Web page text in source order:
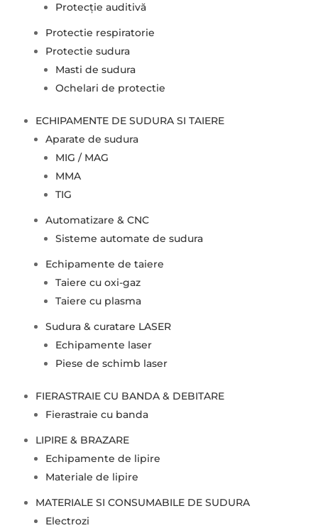
Protecție auditivă
Protectie respiratorie
Protectie sudura
Masti de sudura
Ochelari de protectie
ECHIPAMENTE DE SUDURA SI TAIERE
Aparate de sudura
MIG / MAG
MMA
TIG
Automatizare & CNC
Sisteme automate de sudura
Echipamente de taiere
Taiere cu oxi-gaz
Taiere cu plasma
Sudura & curatare LASER
Echipamente laser
Piese de schimb laser
FIERASTRAIE CU BANDA & DEBITARE
Fierastraie cu banda
LIPIRE & BRAZARE
Echipamente de lipire
Materiale de lipire
MATERIALE SI CONSUMABILE DE SUDURA
Electrozi